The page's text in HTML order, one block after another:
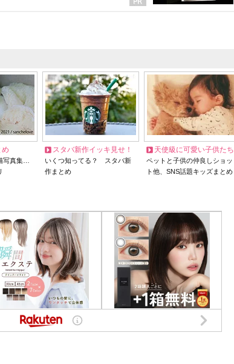
め
写真集…
スタバ新作イッキ見せ！
いくつ知ってる？ スタバ新
作まとめ
天使級に可愛い子供たち
ペットと子供の仲良しショッ
ト他、SNS話題キッズまとめ